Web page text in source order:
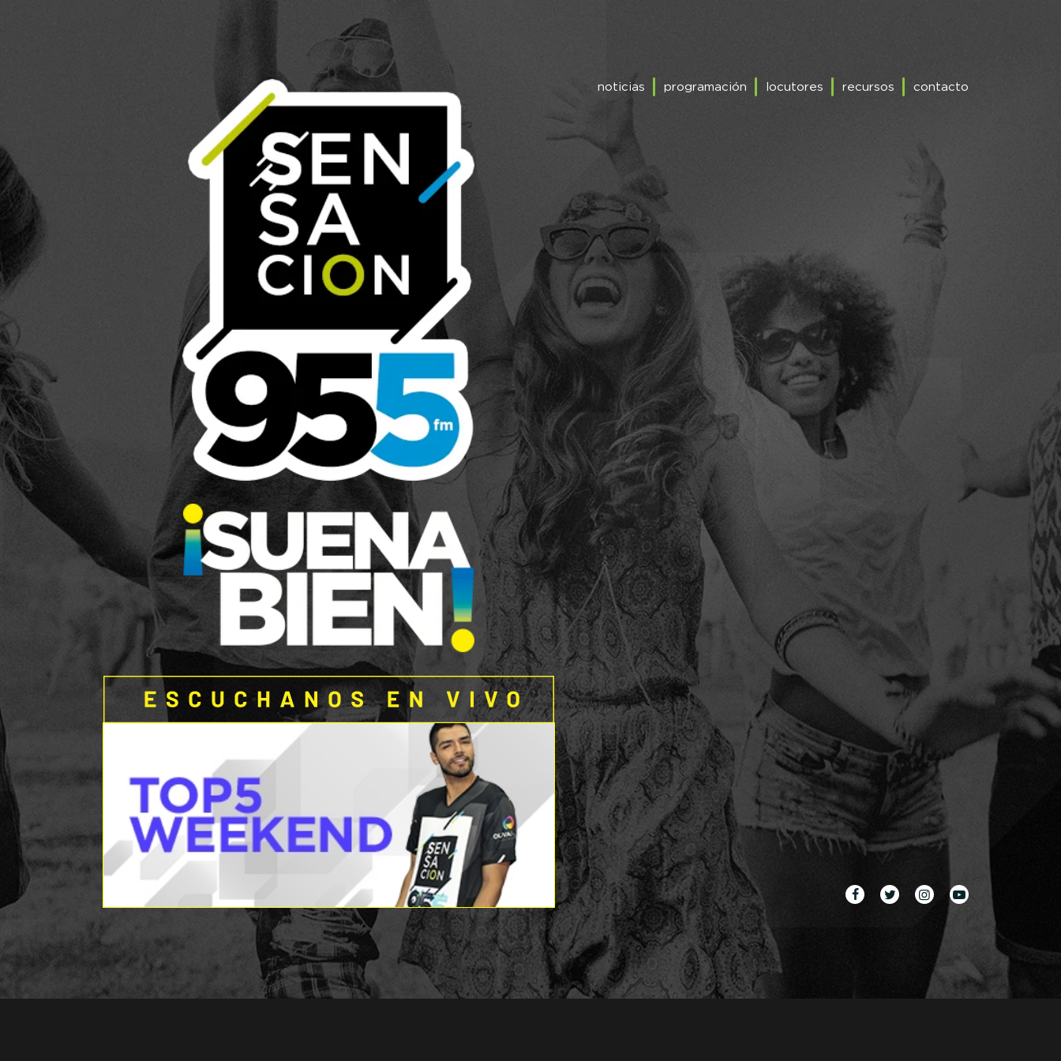
noticias programación locutores recursos contacto